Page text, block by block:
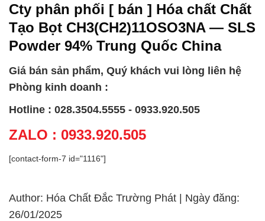
Cty phân phối [ bán ] Hóa chất Chất
Tạo Bọt CH3(CH2)11OSO3NA — SLS
Powder 94% Trung Quốc China
Giá bán sản phẩm, Quý khách vui lòng liên hệ
Phòng kinh doanh :
Hotline : 028.3504.5555 - 0933.920.505
ZALO : 0933.920.505
[contact-form-7 id="1116"]
Author: Hóa Chất Đắc Trường Phát | Ngày đăng:
26/01/2025